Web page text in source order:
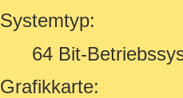
Systemtyp:
64 Bit-
Grafikkarte: